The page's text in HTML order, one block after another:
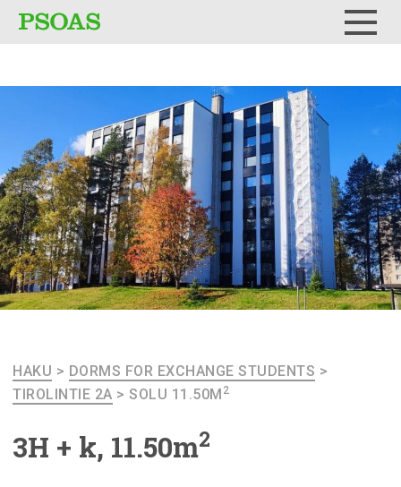
HAKU > DORMS FOR EXCHANGE STUDENTS >
TIROLINTIE 2A > SOLU 11.50M 2
3H + k, 11.50m2